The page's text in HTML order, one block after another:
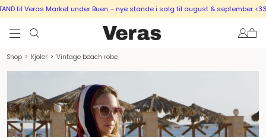
til Veras Market under Buen – nye stande i salg til august & september <333
Shop > Kjoler > Vintage beach robe